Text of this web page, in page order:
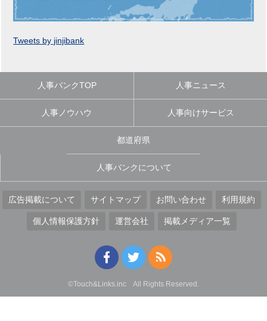
Tweets by jinjibank
人事バンクTOP 人事ニュース
人事ノウハウ 人事向けサービス
都道府県
人事バンクについて
広告掲載について サイトマップ お問い合わせ 利用規約
個人情報保護方針 運営会社 掲載メディア一覧
©Touch&Links.inc All Rights Reserved.